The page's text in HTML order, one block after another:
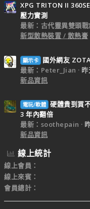
XPG TRITON II
壓力實測
最新：古代靈異雙頭戰
新型散熱裝置 / 散熱膏
顯示卡
國外網友
最新：Peter_Jian
新品資訊
電玩/軟體 硬體貴到買
3 年內翻倍
最新：soothepain
新品資訊
線上統計
線上會員
線上來賓
會員總計